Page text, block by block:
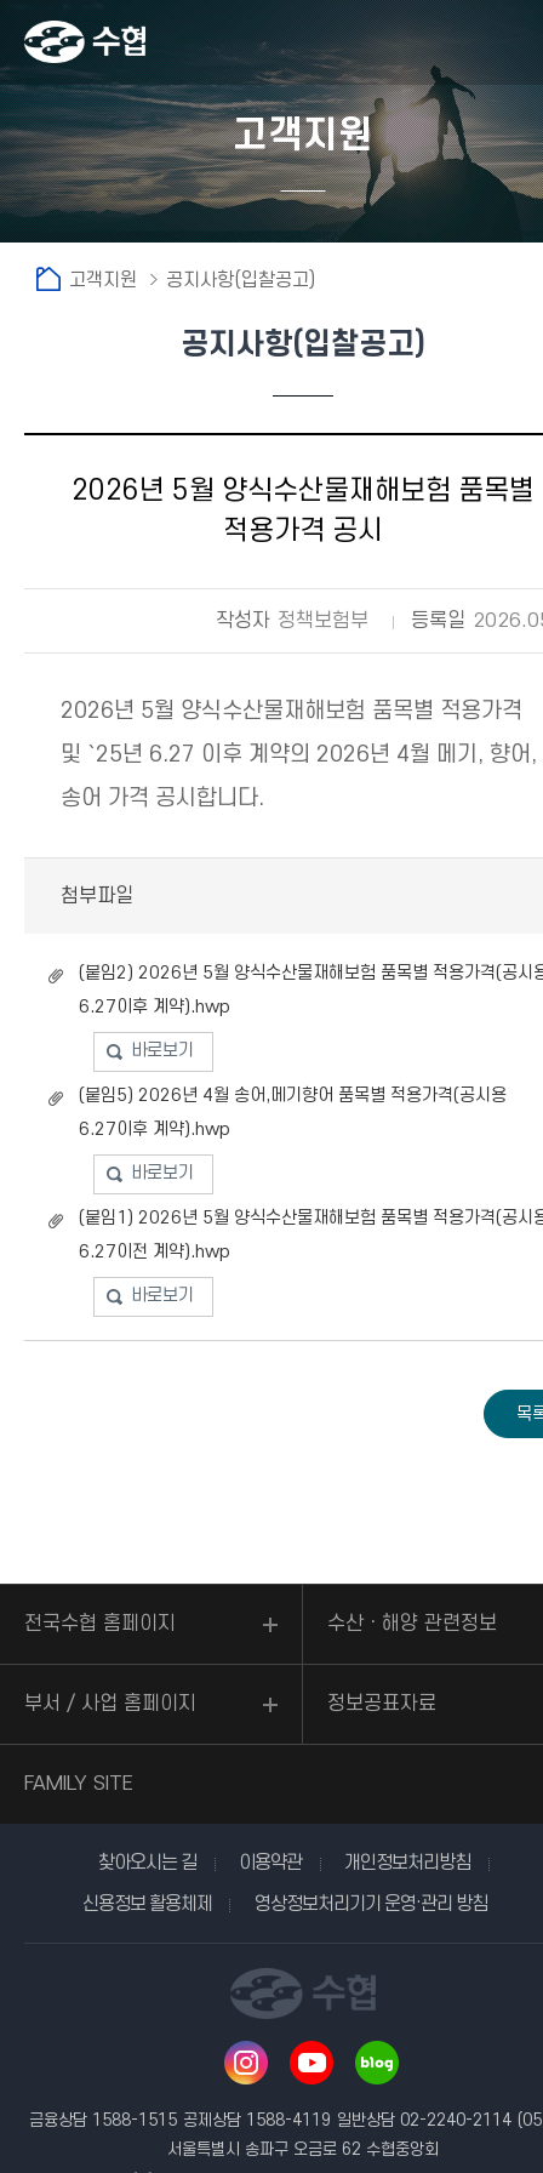
고객지원
고객지원 공지사항(입찰공고)
공지사항(입찰공고)
2026년 5월 양식수산물재해보험 품목별
적용가격 공시
작성자 정책보험부 등록일
2026년 5월 양식수산물재해보험 품목별 적용가격
및 `25년 6.27 이후 계약의 2026년 4월 메기, 향어,
송어 가격 공시합니다.
첨부파일
(붙임2) 2026년 5월 양식수산물재해보험 품목별 적용가격(공시
6.27이후 계약).hwp
바로보기
(붙임5) 2026년 4월 송어,메기향어 품목별 적용가격(공시용
6.27이후 계약).hwp
바로보기
(붙임1) 2026년 5월 양식수산물재해보험 품목별 적용가격(공시
6.27이전 계약).hwp
바로보기
전국수협 홈페이지 수산ㆍ해양 관련정보
부서 / 사업 홈페이지 정보공표자료
FAMILY SITE
찾아오시는 길 이용약관
개인정보처리방침
신용정보 활용체제
영상정보처리기기 운영·관리 방침
금융상담 1588-1515 공제상담 1588-4119 일반상담 02-2240-2114
서울특별시 송파구 오금로 62 수협중앙회